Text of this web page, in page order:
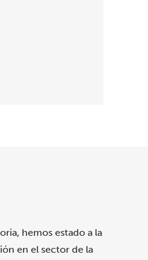
hemos estado a la
en el sector de la